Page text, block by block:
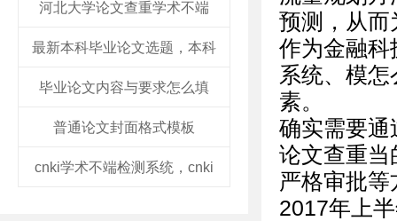
河北大学论文查重学术不端
最新本科毕业论文选题，本科
毕业论文内容与要求怎么填
普通论文封面格式模板
cnki学术不端检测系统，cnki
预测，从而
作为金融科
系统、模
素。
确实需要通
论文查重当
严格审批等
2017年上